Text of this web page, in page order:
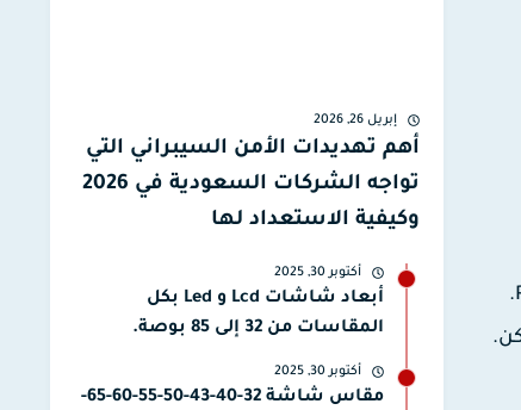
يتعرض مصمم الجرافيك للعديد من الأخطاء، ومن بين هذه الأخطاء يتمثل إحداها في حفظ ملف الـ PSD داخل ملف الـ PNG.
إبريل 26, 2026
أهم تهديدات الأمن السيبراني التي
تواجه الشركات السعودية في 2026
وكيفية الاستعداد لها
أكتوبر 30, 2025
أبعاد شاشات Lcd و Led بكل
المقاسات من 32 إلى 85 بوصة.
أكتوبر 30, 2025
مقاس شاشة 32-40-43-50-55-60-65-